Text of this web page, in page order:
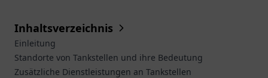
Inhaltsverzeichnis
Einleitung
Standorte von Tankstellen und ihre Bedeutung
Zusätzliche Dienstleistungen an Tankstellen